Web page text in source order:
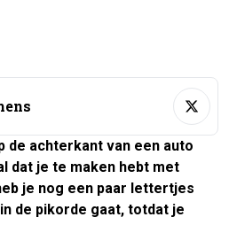
de achterkant van een auto
dat je te maken hebt met
je nog een paar lettertjes
de pikorde gaat, totdat je